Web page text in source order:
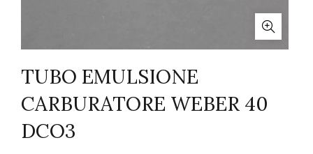
TUBO EMULSIONE
CARBURATORE WEBER 40
DCO3